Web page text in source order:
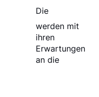
Die
werden mit
ihren
Erwartungen
an die